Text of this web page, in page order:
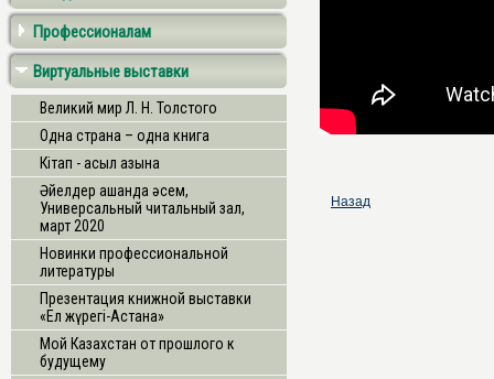
Профессионалам
Виртуальные выставки
Великий мир Л. Н. Толстого
Одна страна – одна книга
Кітап - асыл қазына
Әйелдер қашанда әсем,
Универсальный читальный зал,
март 2020
Новинки профессиональной
литературы
Презентация книжной выставки
«Ел жүрегі-Астана»
Мой Казахстан от прошлого к
будущему
Назад